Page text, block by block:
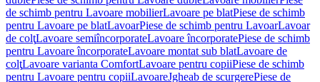
de schimb pentru Lavoare mobilierLavoare pe blatPiese de schimb
pentru Lavoare pe blatLavoarPiese de schimb pentru LavoarLavoar
de colţLavoare semiîncorporateLavoare încorporatePiese de schimb
pentru Lavoare încorporateLavoare montat sub blatLavoare de
colţLavoare varianta ComfortLavoare pentru copiiPiese de schimb
pentru Lavoare pentru copiiLavoareJgheab de scurgerePiese de